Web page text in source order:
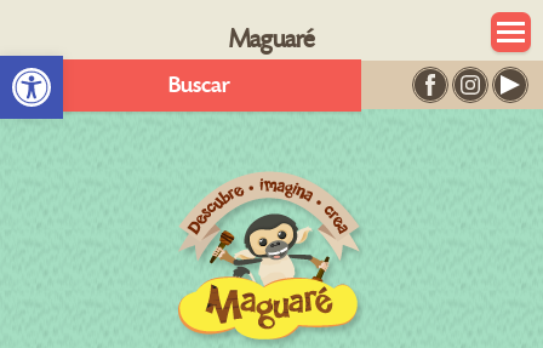
Abrir barra de herramientas
Maguaré
Buscar